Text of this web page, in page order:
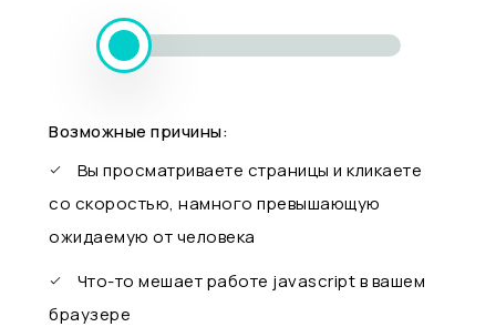
Возможные причины:
Вы просматриваете страницы и кликаете
со скоростью, намного превышающую
ожидаемую от человека
Что-то мешает работе javascript в вашем
браузере